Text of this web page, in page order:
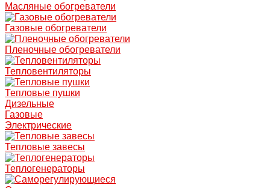
Масляные обогреватели
Газовые обогреватели
Пленочные обогреватели
Тепловентиляторы
Тепловые пушки
Дизельные
Газовые
Электрические
Тепловые завесы
Теплогенераторы